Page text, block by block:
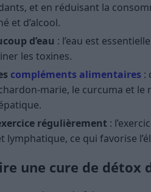
et en réduisant la
et d’alcool.
d’eau : l’eau est
les toxines.
compléments alimentaires :
marie, le curcuma et
régulièrement :
lymphatique, ce qui favorise
une cure de détox